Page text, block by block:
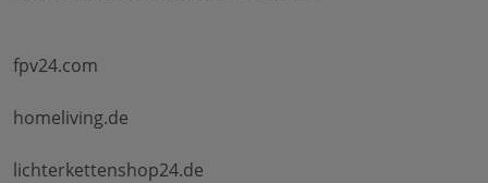
fpv24.com
homeliving.de
lichterkettenshop24.de